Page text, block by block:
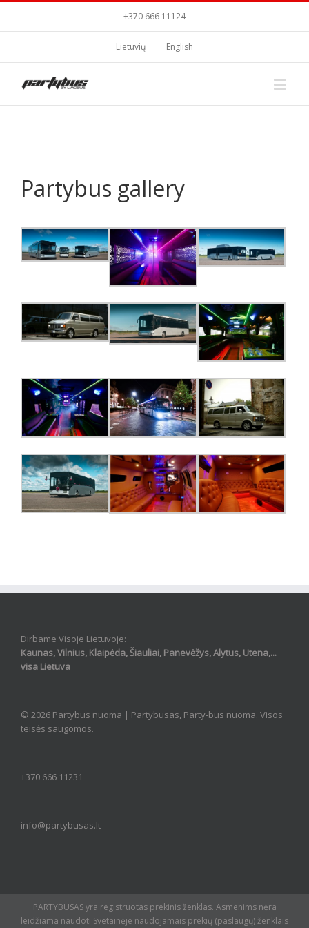
+370 666 11124
Lietuvių English
Partybus gallery
Dirbame Visoje Lietuvoje:
Kaunas, Vilnius, Klaipėda, Šiauliai, Panevėžys, Alytus, Utena,...
visa Lietuva
© 2026 Partybus nuoma | Partybusas, Party-bus nuoma. Visos
teisės saugomos.
+370 666 11231
info@partybusas.lt
PARTYBUSAS yra registruotas prekinis ženklas. Asmenims nėra
leidžiama naudoti Svetainėje naudojamais prekių (paslaugų) ženklais